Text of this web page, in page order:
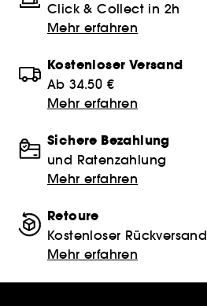
Click & Collect in 2h
Mehr erfahren
Kostenloser Versand
Ab 34.50 €
Mehr erfahren
Sichere Bezahlung
und Ratenzahlung
Mehr erfahren
Retoure
Kostenloser Rückversand
Mehr erfahren